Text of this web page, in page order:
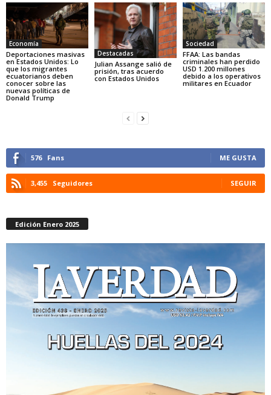
Economía
Deportaciones masivas
en Estados Unidos: Lo
que los migrantes
ecuatorianos deben
conocer sobre las
nuevas políticas de
Donald Trump
Destacadas
Julian Assange salió de
prisión, tras acuerdo
con Estados Unidos
Sociedad
FFAA: Las bandas
criminales han perdido
USD 1.200 millones
debido a los operativos
militares en Ecuador
576 Fans ME GUSTA
3,455 Seguidores SEGUIR
Edición Enero 2025